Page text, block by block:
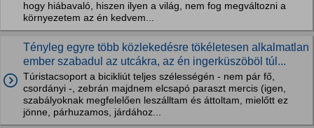
hogy hiábavaló, hiszen ilyen a világ, nem fog megváltozni a
környezetem az én kedvem...
Tényleg egyre több közlekedésre tökéletesen alkalmatlan
ember szabadul az utcákra, az én ingerküszöböl túl...
Túristacsoport a bicikliút teljes szélességén - nem pár fő,
csordányi -, zebrán majdnem elcsapó paraszt mercis (igen,
szabályoknak megfelelően leszálltam és áttoltam, mielőtt ez
jönne, párhuzamos, járdához...